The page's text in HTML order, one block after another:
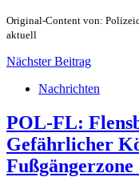
Original-Content von:
aktuell
Nächster Beitrag
Nachrichten
POL-FL:
Gefährlicher